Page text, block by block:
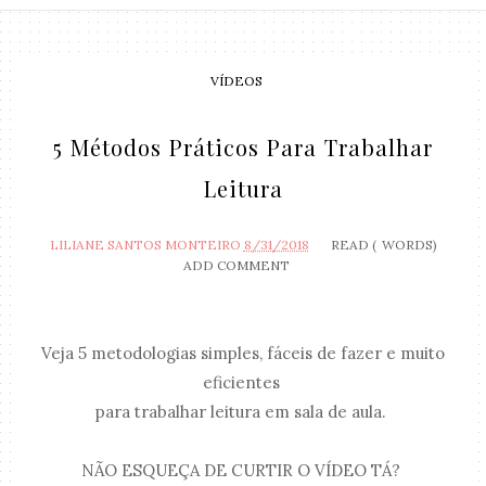
VÍDEOS
5 Métodos Práticos Para Trabalhar
Leitura
LILIANE SANTOS MONTEIRO 8/31/2018 READ ( WORDS)
ADD COMMENT
Veja 5 metodologias simples, fáceis de fazer e muito
eficientes
para trabalhar leitura em sala de aula.
NÃO ESQUEÇA DE CURTIR O VÍDEO TÁ?